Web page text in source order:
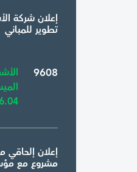
إعلان شركة
تطوير للمباني
9608
%
إعلان
مشروع مع